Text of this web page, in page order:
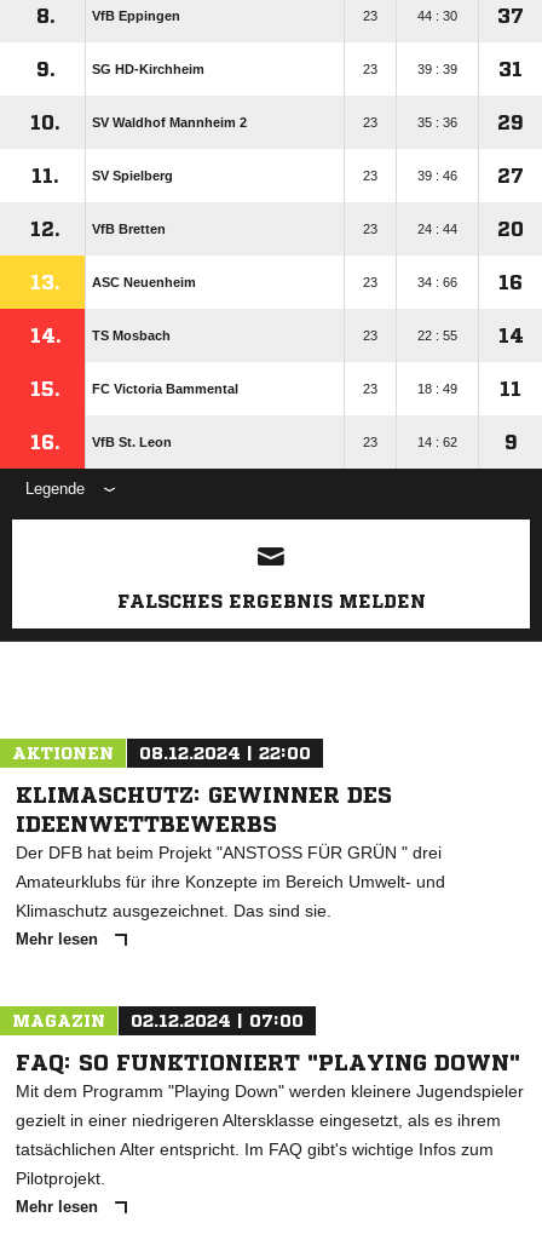
8. VfB Eppingen 23 44 : 30 37
9. SG HD-Kirchheim 23 39 : 39 31
10. SV Waldhof Mannheim 2 23 35 : 36 29
11. SV Spielberg 23 39 : 46 27
12. VfB Bretten 23 24 : 44 20
13. ASC Neuenheim 23 34 : 66 16
14. TS Mosbach 23 22 : 55 14
15. FC Victoria Bammental 23 18 : 49 11
16. VfB St. Leon 23 14 : 62 9
Legende
ANZEIGE
FALSCHES ERGEBNIS MELDEN
AKTIONEN 08.12.2024 | 22:00
KLIMASCHUTZ: GEWINNER DES
IDEENWETTBEWERBS
Der DFB hat beim Projekt "ANSTOSS FÜR GRÜN " drei
Amateurklubs für ihre Konzepte im Bereich Umwelt- und
Klimaschutz ausgezeichnet. Das sind sie.
Mehr lesen
MAGAZIN 02.12.2024 | 07:00
FAQ: SO FUNKTIONIERT "PLAYING DOWN"
Mit dem Programm "Playing Down" werden kleinere Jugendspieler
gezielt in einer niedrigeren Altersklasse eingesetzt, als es ihrem
tatsächlichen Alter entspricht. Im FAQ gibt's wichtige Infos zum
Pilotprojekt.
Mehr lesen